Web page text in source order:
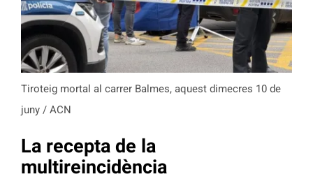
Tiroteig mortal al carrer Balmes, aquest dimecres 10 de
juny / ACN
La recepta de la
multireincidència